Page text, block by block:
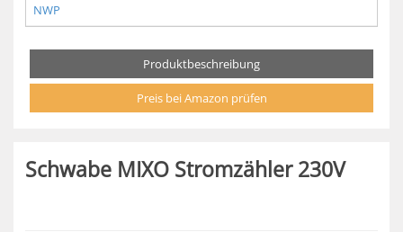
NWP
Produktbeschreibung
Preis bei Amazon prüfen
Schwabe MIXO Stromzähler 230V